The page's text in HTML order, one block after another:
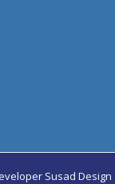
Susad Design